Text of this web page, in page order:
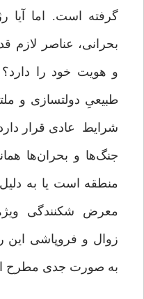
گرفته است. اما آیا
بحرانی، عناصر
و هویت خود را دارد؟
طبیعیِ دولت­سازی و
شرایط عادی قرار
جنگ‌ها و بحران‌ها
منطقه است یا به
معرض شکنندگی
به صورت جدی مطرح